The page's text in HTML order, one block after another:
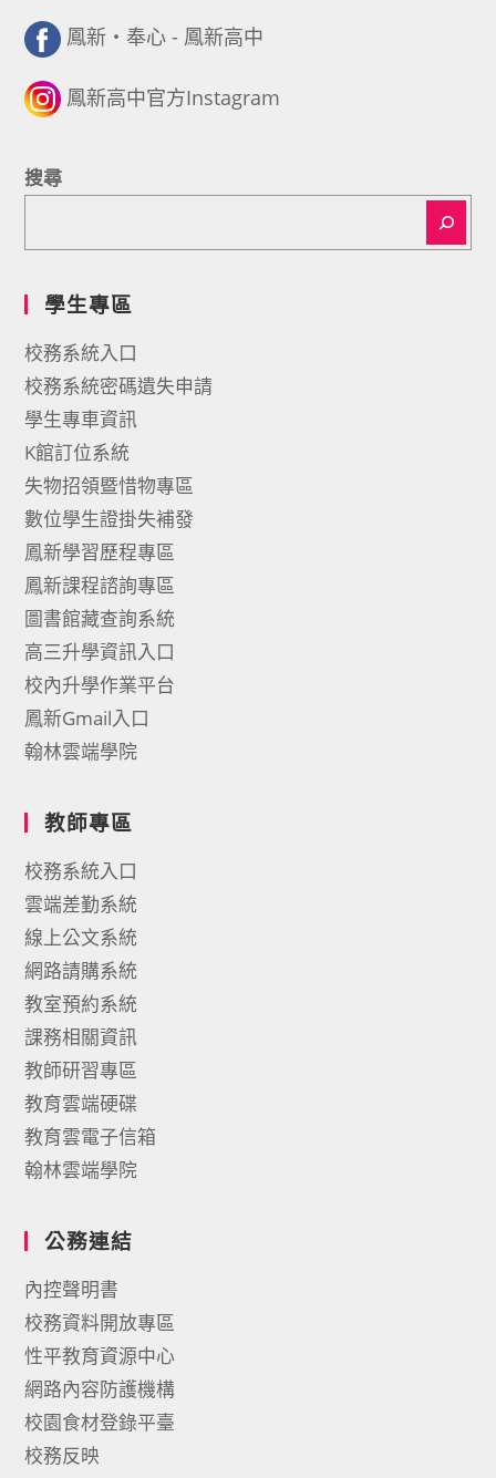
鳳新・奉心 - 鳳新高中
鳳新高中官方Instagram
搜尋
學生專區
校務系統入口
校務系統密碼遺失申請
學生專車資訊
K館訂位系統
失物招領暨惜物專區
數位學生證掛失補發
鳳新學習歷程專區
鳳新課程諮詢專區
圖書館藏查詢系統
高三升學資訊入口
校內升學作業平台
鳳新Gmail入口
翰林雲端學院
教師專區
校務系統入口
雲端差勤系統
線上公文系統
網路請購系統
教室預約系統
課務相關資訊
教師研習專區
教育雲端硬碟
教育雲電子信箱
翰林雲端學院
公務連結
內控聲明書
校務資料開放專區
性平教育資源中心
網路內容防護機構
校園食材登錄平臺
校務反映